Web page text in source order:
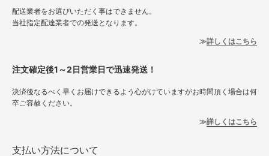
配送業者をお選びいただく事はできません。
当社指定配達業者での発送となります。
詳しくはこちら
注文確定後1～2日営業日で迅速発送！
決済後なるべく早くお届けできるよう心がけていますがお時間頂く場合は何
卒ご容赦ください。
詳しくはこちら
支払い方法について